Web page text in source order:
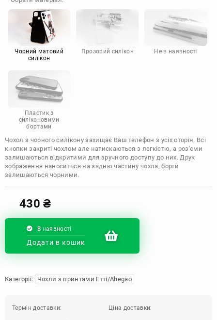
Doogee
Infinix
Sony
Motorola
Чорний матовий
силікон
Прозорий силікон Не в наявності
Пластик з
силіконовими
бортами
Чохол з чорного силікону захищає Ваш телефон з усіх сторін. Всі
кнопки закриті чохлом але натискаються з легкістю, а роз'єми
залишаються відкритими для зручного доступу до них. Друк
зображення наноситься на задню частину чохла, борти
залишаються чорними.
430₴
В наявності
Додати в кошик
Категорії: Чохли з принтами Етті/Ahegao
Термін доставки: Ціна доставки: